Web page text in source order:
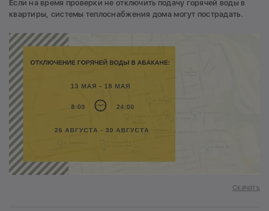
Если на время проверки не отключить подачу горячей воды в
квартиры, системы теплоснабжения дома могут пострадать.
Скачать